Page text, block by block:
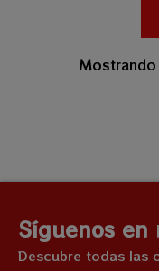
Síguenos en
Descubre todas las